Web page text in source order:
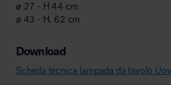
ø 27 - H 44 cm
ø 43 - H. 62 cm
Download
Scheda tecnica lampada da tavolo